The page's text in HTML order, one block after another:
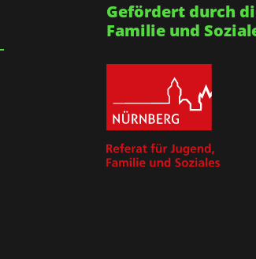
Gefördert durch
Familie und